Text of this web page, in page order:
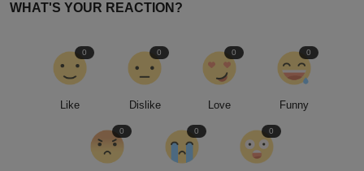
WHAT'S YOUR REACTION?
Like
0
Dislike
0
Love
0
Funny
0
0 0 0